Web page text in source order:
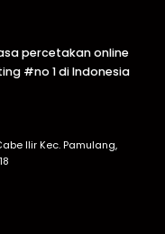
percetakan online
#no 1 di Indonesia
Ilir Kec. Pamulang,